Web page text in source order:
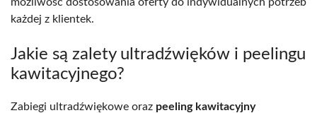
każdej z klientek.
Jakie są zalety ultradźwięków i peelingu
kawitacyjnego?
Zabiegi ultradźwiękowe oraz peeling kawitacyjny